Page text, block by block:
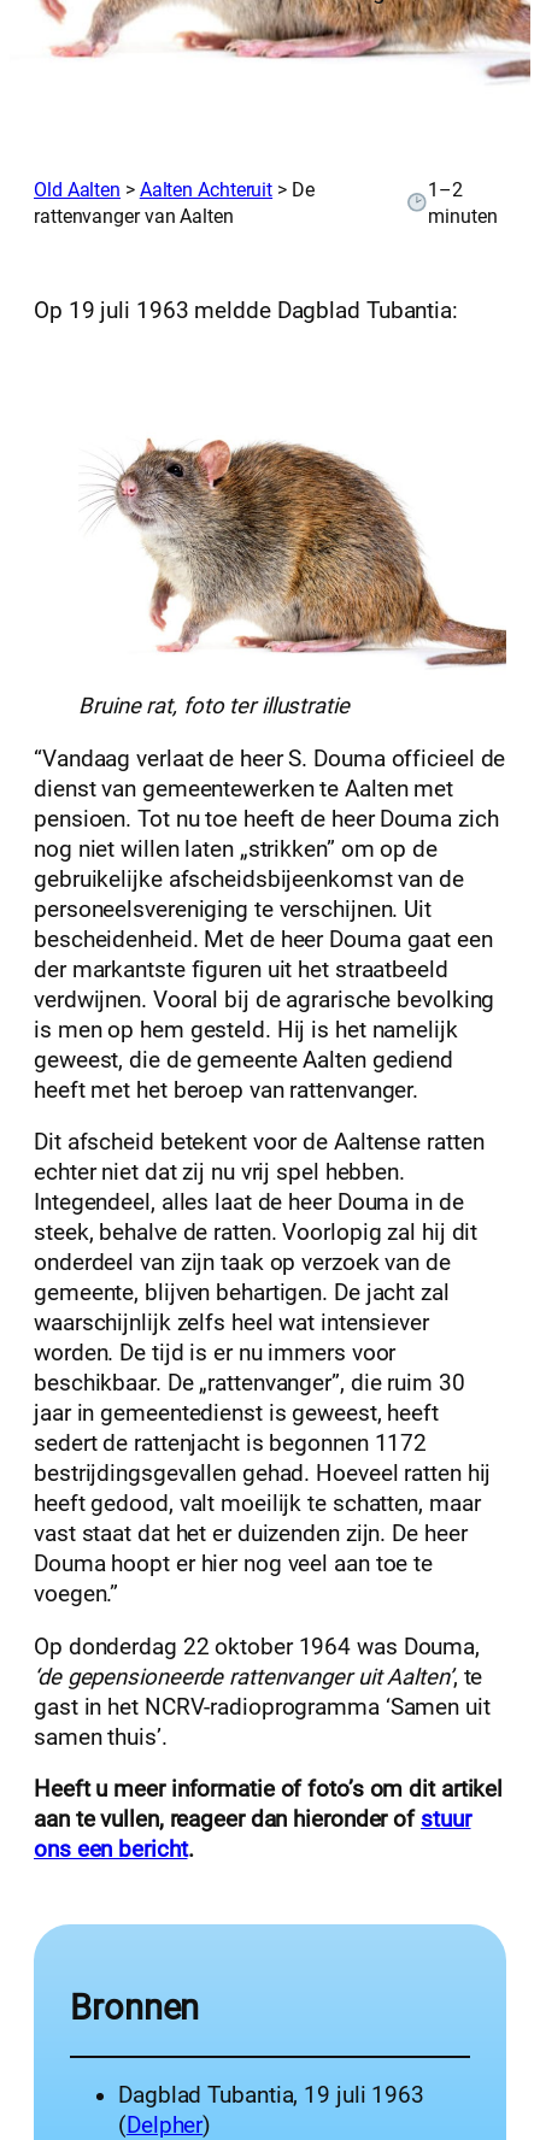
Old Aalten > Aalten Achteruit > De
rattenvanger van Aalten
1–2
minuten
Op 19 juli 1963 meldde Dagblad Tubantia:
Bruine rat, foto ter illustratie
“Vandaag verlaat de heer S. Douma officieel de
dienst van gemeentewerken te Aalten met
pensioen. Tot nu toe heeft de heer Douma zich
nog niet willen laten „strikken” om op de
gebruikelijke afscheidsbijeenkomst van de
personeelsvereniging te verschijnen. Uit
bescheidenheid. Met de heer Douma gaat een
der markantste figuren uit het straatbeeld
verdwijnen. Vooral bij de agrarische bevolking
is men op hem gesteld. Hij is het namelijk
geweest, die de gemeente Aalten gediend
heeft met het beroep van rattenvanger.
Dit afscheid betekent voor de Aaltense ratten
echter niet dat zij nu vrij spel hebben.
Integendeel, alles laat de heer Douma in de
steek, behalve de ratten. Voorlopig zal hij dit
onderdeel van zijn taak op verzoek van de
gemeente, blijven behartigen. De jacht zal
waarschijnlijk zelfs heel wat intensiever
worden. De tijd is er nu immers voor
beschikbaar. De „rattenvanger”, die ruim 30
jaar in gemeentedienst is geweest, heeft
sedert de rattenjacht is begonnen 1172
bestrijdingsgevallen gehad. Hoeveel ratten hij
heeft gedood, valt moeilijk te schatten, maar
vast staat dat het er duizenden zijn. De heer
Douma hoopt er hier nog veel aan toe te
voegen.”
Op donderdag 22 oktober 1964 was Douma,
‘de gepensioneerde rattenvanger uit Aalten’, te
gast in het NCRV-radioprogramma ‘Samen uit
samen thuis’.
Heeft u meer informatie of foto’s om dit artikel
aan te vullen, reageer dan hieronder of stuur
ons een bericht.
Bronnen
Dagblad Tubantia, 19 juli 1963
(Delpher)